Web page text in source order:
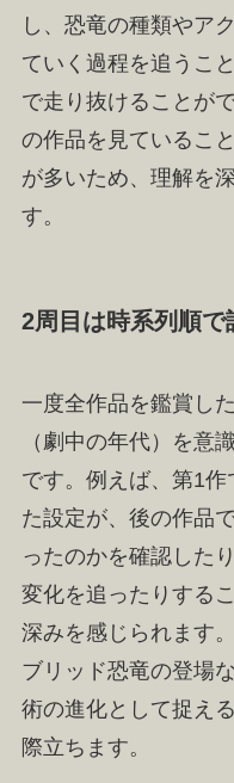
し、恐竜の種類やア
ていく過程を追うこ
で走り抜けることが
の作品を見ているこ
が多いため、理解を
す。
2周目は時系列順で
一度全作品を鑑賞し
（劇中の年代）を意
です。例えば、第1
た設定が、後の作品
ったのかを確認した
変化を追ったりする
深みを感じられます
ブリッド恐竜の登場
術の進化として捉え
際立ちます。